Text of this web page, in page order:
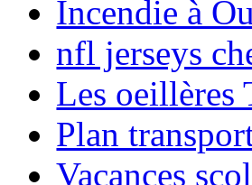
Incendie à
nfl jerseys
Les oeillères
Plan
Vacances